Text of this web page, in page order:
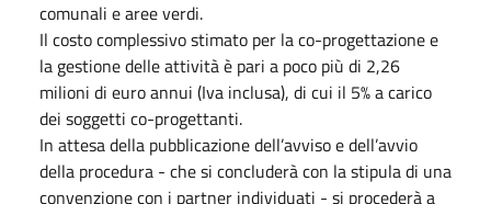
comunali e aree verdi.
Il costo complessivo stimato per la co-progettazione e
la gestione delle attività è pari a poco più di 2,26
milioni di euro annui (Iva inclusa), di cui il 5% a carico
dei soggetti co-progettanti.
In attesa della pubblicazione dell’avviso e dell’avvio
della procedura - che si concluderà con la stipula di una
convenzione con i partner individuati - si procederà a